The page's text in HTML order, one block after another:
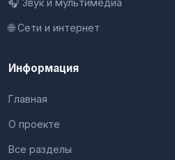
🌐 Сети и интернет
Информация
Главная
О проекте
Все разделы